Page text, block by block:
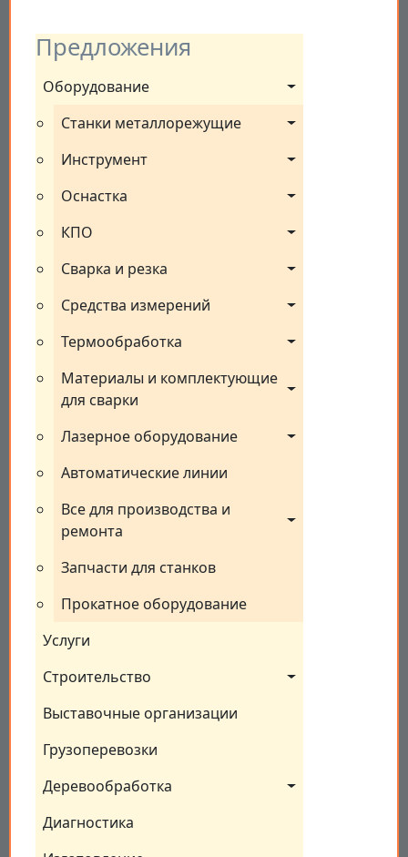
Предложения
Оборудование
Станки металлорежущие
Инструмент
Оснастка
КПО
Сварка и резка
Средства измерений
Термообработка
Материалы и комплектующие
для сварки
Лазерное оборудование
Автоматические линии
Все для производства и
ремонта
Запчасти для станков
Прокатное оборудование
Услуги
Строительство
Выставочные организации
Грузоперевозки
Деревообработка
Диагностика